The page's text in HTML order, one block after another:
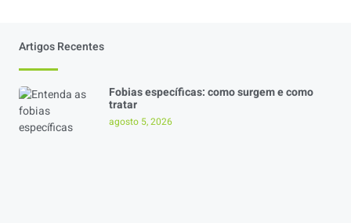
Artigos Recentes
Fobias específicas: como surgem e como
tratar
agosto 5, 2026